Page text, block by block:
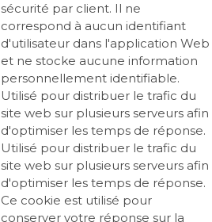
sécurité par client. Il ne
correspond à aucun identifiant
d'utilisateur dans l'application Web
et ne stocke aucune information
personnellement identifiable.
Utilisé pour distribuer le trafic du
site web sur plusieurs serveurs afin
d'optimiser les temps de réponse.
Utilisé pour distribuer le trafic du
site web sur plusieurs serveurs afin
d'optimiser les temps de réponse.
Ce cookie est utilisé pour
conserver votre réponse sur la